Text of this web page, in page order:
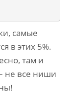
самые
в этих 5%.
там и
не все ниши